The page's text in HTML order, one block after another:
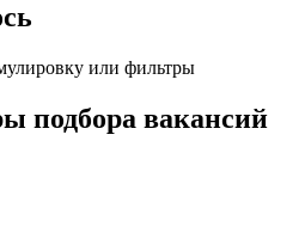
или фильтры
подбора вакансий